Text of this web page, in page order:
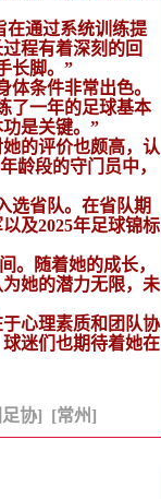
在通过系统训练提
程有着深刻的回
长脚。”
条件非常出色。
了一年的足球基本
是关键。”
的评价也颇高，认
龄段的守门员中，
选省队。在省队期
及2025年足球锦标
。随着她的成长，
她的潜力无限，未
心理素质和团队协
迷们也期待着她在
协] [常州]